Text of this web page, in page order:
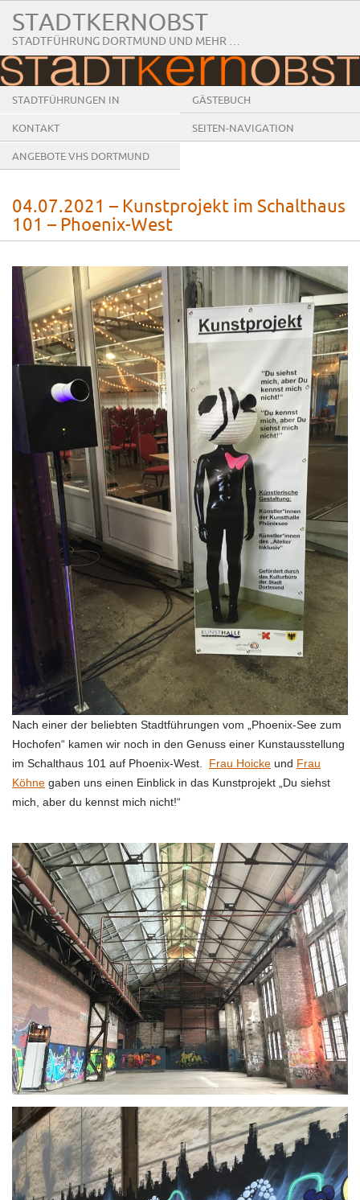
STADTKERNOBST
STADTFÜHRUNG DORTMUND UND MEHR …
STADTFÜHRUNGEN IN
DORTMUND
GÄSTEBUCH
KONTAKT SEITEN-NAVIGATION
ANGEBOTE VHS DORTMUND
04.07.2021 – Kunstprojekt im Schalthaus
101 – Phoenix-West
Nach einer der beliebten Stadtführungen vom „Phoenix-See zum
Hochofen“ kamen wir noch in den Genuss einer Kunstausstellung
im Schalthaus 101 auf Phoenix-West. Frau Hoicke und Frau
Köhne gaben uns einen Einblick in das Kunstprojekt „Du siehst
mich, aber du kennst mich nicht!“